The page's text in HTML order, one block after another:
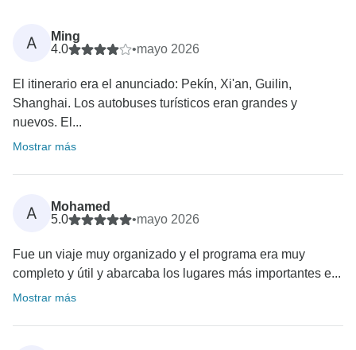
A
Ming
4.0
•mayo 2026
El itinerario era el anunciado: Pekín, Xi'an, Guilin,
Shanghai. Los autobuses turísticos eran grandes y
nuevos. El...
Mostrar más
A
Mohamed
5.0
•mayo 2026
Fue un viaje muy organizado y el programa era muy
completo y útil y abarcaba los lugares más importantes e...
Mostrar más